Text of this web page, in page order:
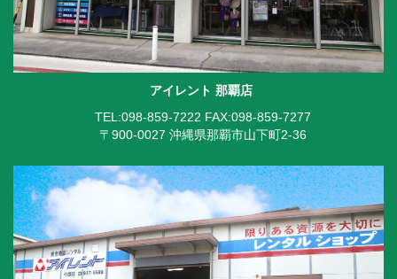
アイレント 那覇店
TEL:098-859-7222 FAX:098-859-7277
〒900-0027 沖縄県那覇市山下町2-36